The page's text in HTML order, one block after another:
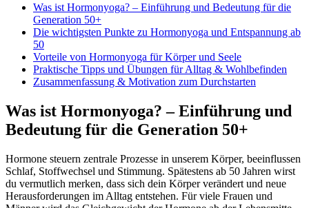
Was ist Hormonyoga? – Einführung und Bedeutung für die
Generation 50+
Die wichtigsten Punkte zu Hormonyoga und Entspannung ab
50
Vorteile von Hormonyoga für Körper und Seele
Praktische Tipps und Übungen für Alltag & Wohlbefinden
Zusammenfassung & Motivation zum Durchstarten
Was ist Hormonyoga? – Einführung und
Bedeutung für die Generation 50+
Hormone steuern zentrale Prozesse in unserem Körper, beeinflussen
Schlaf, Stoffwechsel und Stimmung. Spätestens ab 50 Jahren wirst
du vermutlich merken, dass sich dein Körper verändert und neue
Herausforderungen im Alltag entstehen. Für viele Frauen und